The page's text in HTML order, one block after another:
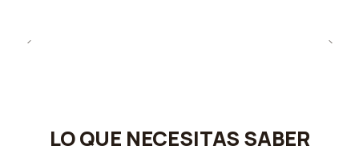
LO QUE NECESITAS SABER